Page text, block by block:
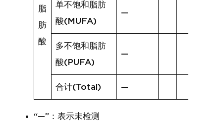
脂
肪
酸
单不饱和脂肪
酸(MUFA)
—
多不饱和脂肪
酸(PUFA)
—
合计(Total) —
“—”：表示未检测